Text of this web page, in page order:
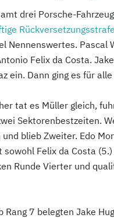
drei Porsche-
Nennenswertes. Pascal
Felix da Costa.
ein. Dann ging es für
tat es Müller gleich,
Sektorenbestzeiten.
blieb Zweiter. Edo
Felix da Costa
Runde Vierter und
7 belegten Jake